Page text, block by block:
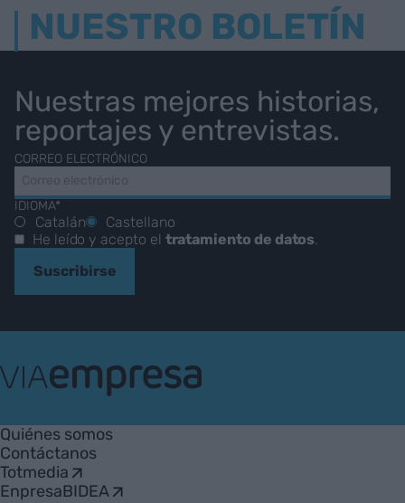
NUESTRO BOLETÍN
Nuestras mejores historias,
reportajes y entrevistas.
CORREO ELECTRÓNICO
IDIOMA*
Catalán
Castellano
He leído y acepto el tratamiento de datos.
Suscribirse
Empresa
Quiénes somos
Contáctanos
Totmedia
EnpresaBIDEA